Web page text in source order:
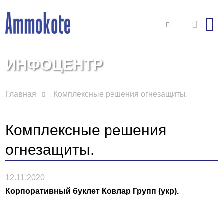
ИНФОЦЕНТР
Главная Комплексные решения огнезащиты.
Комплексные решения
огнезащиты.
12.11.2020
Корпоративный буклет Ковлар Групп (укр).